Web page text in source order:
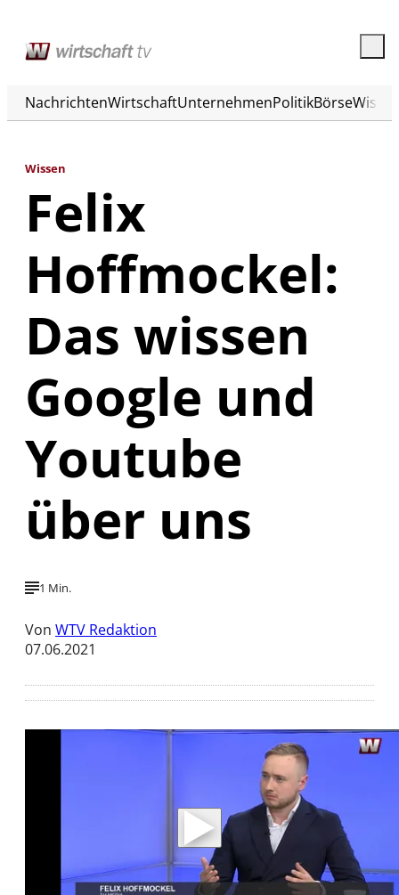
NachrichtenWirtschaftUnternehmenPolitikBörse
Wissen
Felix
Hoffmockel:
Das wissen
Google und
Youtube
über uns
1 Min.
Von WTV Redaktion
07.06.2021
Mit der Wiedergabe dieses Videos werden
Daten an Youtube übertragen.
Hinweise dazu erhalten Sie in der Datenschutzerklärung .
Akzeptieren